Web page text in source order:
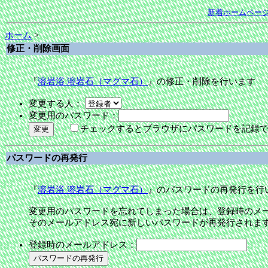
新着ホームペー
ホーム>
修正・削除画面
『溶岩浴 溶岩石（マグマ石）』の修正・削除を行います
変更する人：
変更用のパスワード：
チェックするとブラウザにパスワードを記録
パスワードの再発行
『溶岩浴 溶岩石（マグマ石）』のパスワードの再発行を行
変更用のパスワードを忘れてしまった場合は、登録時のメ
そのメールアドレス宛に新しいパスワードが再発行されま
登録時のメールアドレス：